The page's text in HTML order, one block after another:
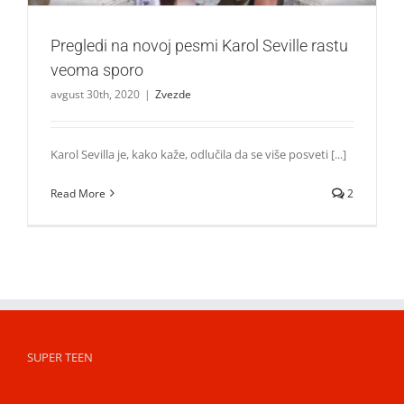
Pregledi na novoj pesmi Karol Seville rastu
veoma sporo
avgust 30th, 2020 | Zvezde
Karol Sevilla je, kako kaže, odlučila da se više posveti [...]
Read More 2
SUPER TEEN